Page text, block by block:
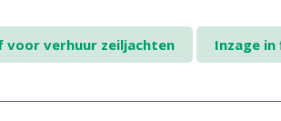
verhuur zeiljachten Inzage